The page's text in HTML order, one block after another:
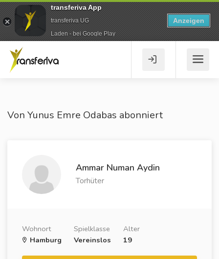
Von Yunus Emre Odabas abonniert
Ammar Numan Aydin
Torhüter
Wohnort
Hamburg
Spielklasse
Vereinslos
Alter
19
transferiva App
transferiva UG
Laden - bei Google Play
Anzeigen